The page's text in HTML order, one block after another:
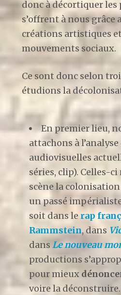
donc à décortiquer
s’offrent à nous grâce
créations artistiques
mouvements sociaux.
Ce sont donc selon
étudions la
En premier lieu,
attachons à
audiovisuelles
séries, clip). Celles-
scène la
un passé
soit dans le rap
Rammstein, dans
dans Le nouveau
productions
pour mieux
voire la